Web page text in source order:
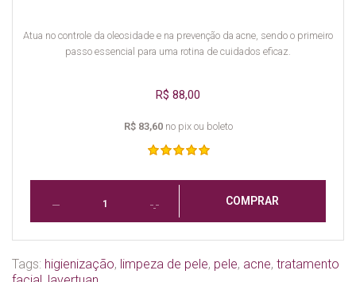
Atua no controle da oleosidade e na prevenção da acne, sendo o primeiro
passo essencial para uma rotina de cuidados eficaz.
R$ 88,00
R$ 83,60no pix ou boleto
COMPRAR
Tags: higienização, limpeza de pele, pele, acne, tratamento